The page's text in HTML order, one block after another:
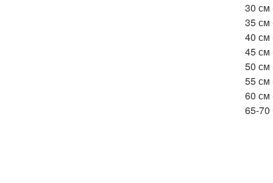
30 см
35 см
40 см
45 см
50 см
55 см
60 см
65-70